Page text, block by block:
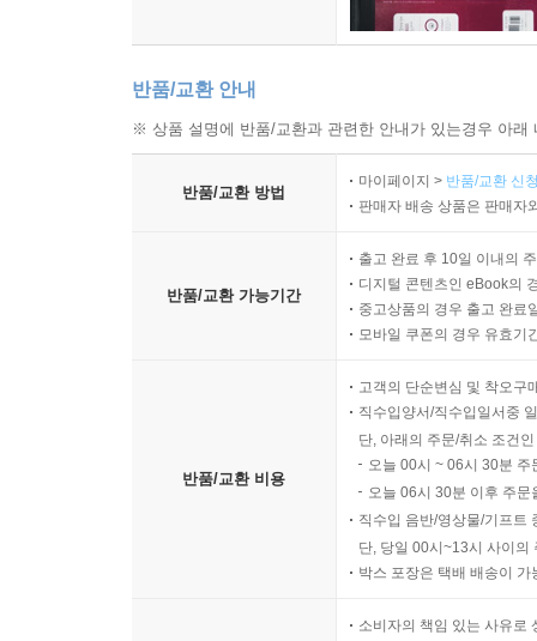
반품/교환 안내
※ 상품 설명에 반품/교환과 관련한 안내가 있는경우 아
반품/교환 방법
마이페이지 > 반품/교환 신
판매자 배송 상품은 판매자
반품/교환 가능기간
출고 완료 후 10일 이내의
디지털 콘텐츠인 eBook의
중고상품의 경우 출고 완료
모바일 쿠폰의 경우 유효기
반품/교환 비용
고객의 단순변심 및 착오구
직수입양서/직수입일서중
단, 아래의 주문/취소 조건
오늘 00시 ~ 06시 30분
오늘 06시 30분 이후 주
직수입 음반/영상물/기프트
단, 당일 00시~13시 사이의
박스 포장은 택배 배송이
소비자의 책임 있는 사유로